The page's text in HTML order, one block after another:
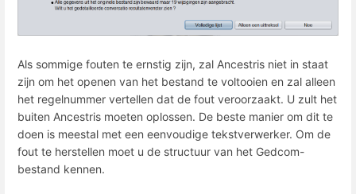
Als sommige fouten te ernstig zijn, zal Ancestris niet in staat
zijn om het openen van het bestand te voltooien en zal alleen
het regelnummer vertellen dat de fout veroorzaakt. U zult het
buiten Ancestris moeten oplossen. De beste manier om dit te
doen is meestal met een eenvoudige tekstverwerker. Om de
fout te herstellen moet u de structuur van het Gedcom-
bestand kennen.